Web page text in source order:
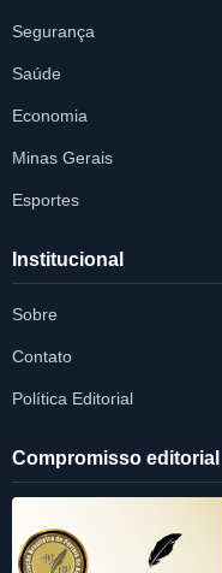
Segurança
Saúde
Economia
Minas Gerais
Esportes
Institucional
Sobre
Contato
Política Editorial
Compromisso editorial